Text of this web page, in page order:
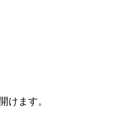
けます。